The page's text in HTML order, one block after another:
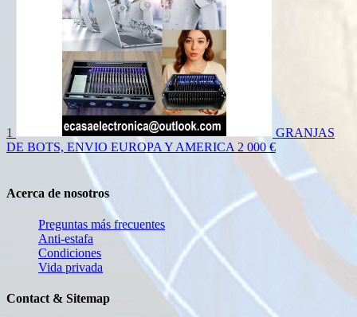
1
GRANJAS
DE BOTS, ENVIO EUROPA Y AMERICA 2 000 €
Acerca de nosotros
Preguntas más frecuentes
Anti-estafa
Condiciones
Vida privada
Contact & Sitemap